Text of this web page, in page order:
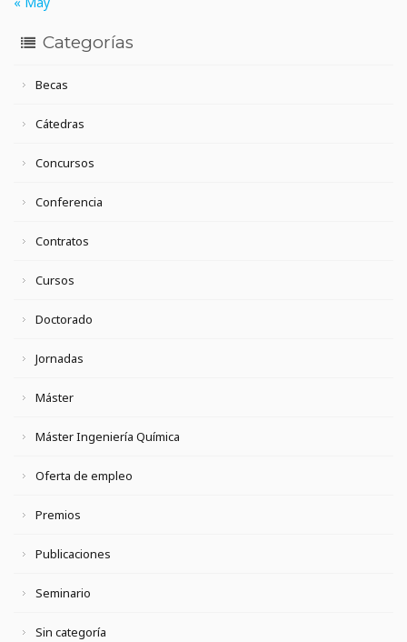
Categorías
Becas
Cátedras
Concursos
Conferencia
Contratos
Cursos
Doctorado
Jornadas
Máster
Máster Ingeniería Química
Oferta de empleo
Premios
Publicaciones
Seminario
Sin categoría